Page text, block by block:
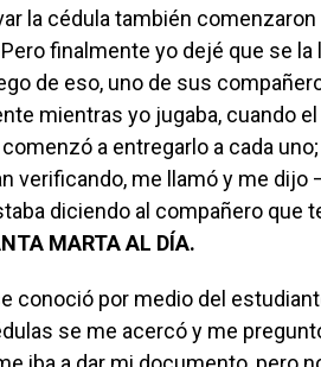
la cédula también
finalmente yo dejé que se la
de eso, uno de sus
mientras yo jugaba, cuando
a entregarlo a cada
verificando, me llamó y me dijo
diciendo al compañero que
MARTA AL DÍA.
conoció por medio del
se me acercó y me